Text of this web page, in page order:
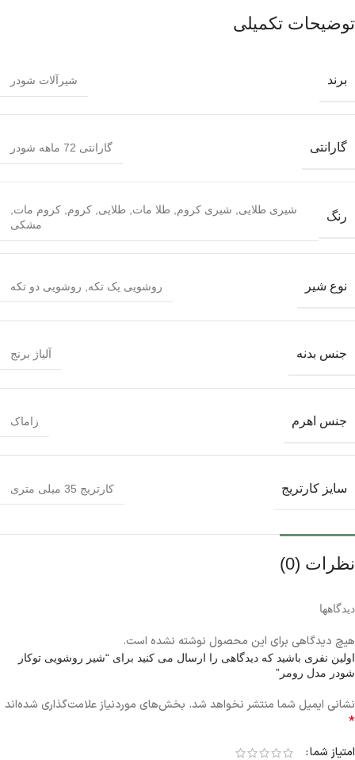
توضیحات تکمیلی
برند شیرآلات شودر
گارانتی گارانتی 72 ماهه شودر
رنگ
شیری طلایی شیری کروم طلا مات طلایی کروم کروم مات
مشکی
نوع شیر روشویی یک تکه روشویی دو تکه
جنس بدنه آلیاژ برنج
جنس اهرم زاماک
سایز کارتریج کارتریج 35 میلی متری
نظرات (0)
دیدگاهها
هیچ دیدگاهی برای این محصول نوشته نشده است.
اولین نفری باشید که دیدگاهی را ارسال می کنید برای “شیر روشویی توکار
شودر مدل رومر”
نشانی ایمیل شما منتشر نخواهد شد. بخش‌های موردنیاز علامت‌گذاری شده‌اند
*
امتیاز شما